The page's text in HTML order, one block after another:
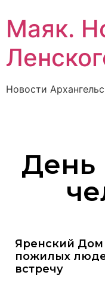
Маяк.
Новости
День
Яренский Дом
пожилых
встречу